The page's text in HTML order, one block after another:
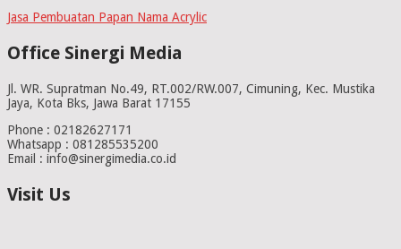
Jasa Pembuatan Papan Nama Acrylic
Office Sinergi Media
Jl. WR. Supratman No.49, RT.002/RW.007, Cimuning, Kec. Mustika
Jaya, Kota Bks, Jawa Barat 17155
Phone : 02182627171
Whatsapp : 081285535200
Email : info@sinergimedia.co.id
Visit Us